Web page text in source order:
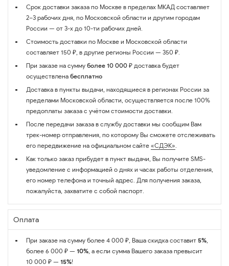
Срок доставки заказа по Москве в пределах МКАД составляет
2–3 рабочих дня, по Московской области и другим городам
России — от 3-х до 10-ти рабочих дней.
Стоимость доставки по Москве и Московской области
составляет 150 ₽, в другие регионы России — 350 ₽.
При заказе на сумму более 10 000 ₽ доставка будет
осуществлена бесплатно
Доставка в пункты выдачи, находящиеся в регионах России за
пределами Московской области, осуществляется после 100%
предоплаты заказа с учётом стоимости доставки.
После передачи заказа в службу доставки мы сообщим Вам
трек-номер отправления, по которому Вы сможете отслеживать
его передвижение на официальном сайте «СДЭК».
Как только заказ прибудет в пункт выдачи, Вы получите SMS-
уведомление с информацией о днях и часах работы отделения,
его номер телефона и точный адрес. Для получения заказа,
пожалуйста, захватите с собой паспорт.
Оплата
При заказе на сумму более 4 000 ₽, Ваша скидка составит 5%,
более 6 000 ₽ — 10%, а если сумма Вашего заказа превысит
10 000 ₽ — 15%!